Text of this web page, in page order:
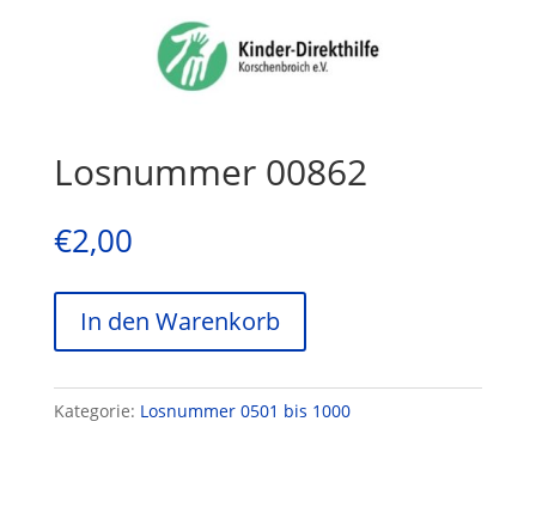
Losnummer 00862
€2,00
In den Warenkorb
Kategorie: Losnummer 0501 bis 1000